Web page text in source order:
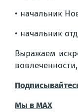
• начальник
• начальник
Выражаем
Мы в МАХ